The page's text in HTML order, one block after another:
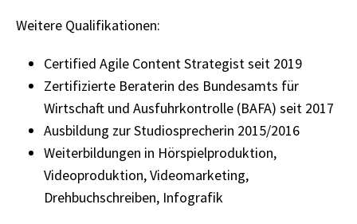
Weitere Qualifikationen:
Certified Agile Content Strategist seit 2019
Zertifizierte Beraterin des Bundesamts für
Wirtschaft und Ausfuhrkontrolle (BAFA) seit 2017
Ausbildung zur Studiosprecherin 2015/2016
Weiterbildungen in Hörspielproduktion,
Videoproduktion, Videomarketing,
Drehbuchschreiben, Infografik